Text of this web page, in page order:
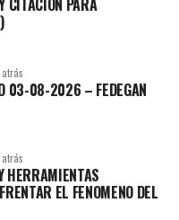
CITACION PARA
03-08-2026 – FEDEGAN
HERRAMIENTAS
EL FENOMENO DEL